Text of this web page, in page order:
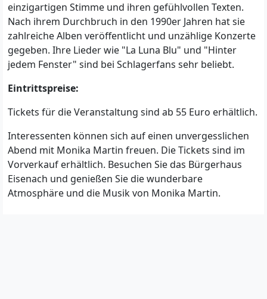
einzigartigen Stimme und ihren gefühlvollen Texten.
Nach ihrem Durchbruch in den 1990er Jahren hat sie
zahlreiche Alben veröffentlicht und unzählige Konzerte
gegeben. Ihre Lieder wie "La Luna Blu" und "Hinter
jedem Fenster" sind bei Schlagerfans sehr beliebt.
Eintrittspreise:
Tickets für die Veranstaltung sind ab 55 Euro erhältlich.
Interessenten können sich auf einen unvergesslichen
Abend mit Monika Martin freuen. Die Tickets sind im
Vorverkauf erhältlich. Besuchen Sie das Bürgerhaus
Eisenach und genießen Sie die wunderbare
Atmosphäre und die Musik von Monika Martin.